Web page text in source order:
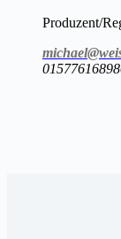
Produzent/